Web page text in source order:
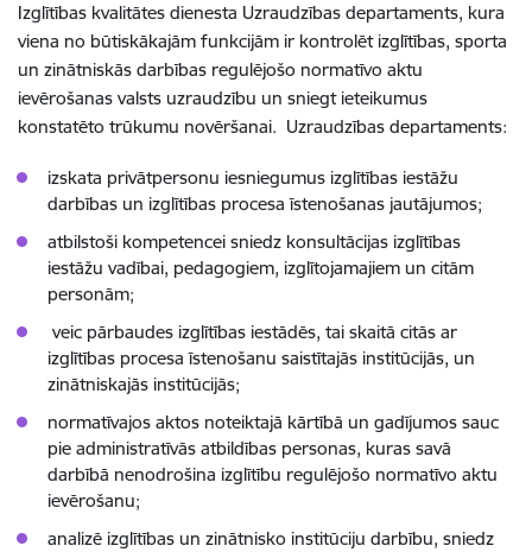
Izglītības kvalitātes dienesta Uzraudzības departaments, kura
viena no būtiskākajām funkcijām ir kontrolēt izglītības, sporta
un zinātniskās darbības regulējošo normatīvo aktu
ievērošanas valsts uzraudzību un sniegt ieteikumus
konstatēto trūkumu novēršanai. Uzraudzības departaments:
izskata privātpersonu iesniegumus izglītības iestāžu
darbības un izglītības procesa īstenošanas jautājumos;
atbilstoši kompetencei sniedz konsultācijas izglītības
iestāžu vadībai, pedagogiem, izglītojamajiem un citām
personām;
veic pārbaudes izglītības iestādēs, tai skaitā citās ar
izglītības procesa īstenošanu saistītajās institūcijās, un
zinātniskajās institūcijās;
normatīvajos aktos noteiktajā kārtībā un gadījumos sauc
pie administratīvās atbildības personas, kuras savā
darbībā nenodrošina izglītību regulējošo normatīvo aktu
ievērošanu;
analizē izglītības un zinātnisko institūciju darbību, sniedz